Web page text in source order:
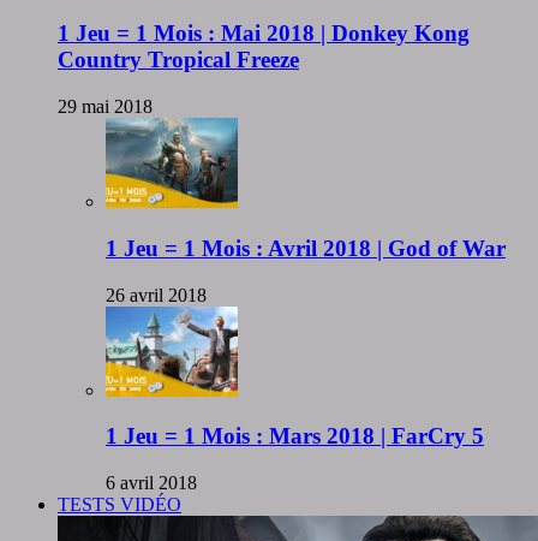
1 Jeu = 1 Mois : Mai 2018 | Donkey Kong
Country Tropical Freeze
29 mai 2018
1 Jeu = 1 Mois : Avril 2018 | God of War
26 avril 2018
1 Jeu = 1 Mois : Mars 2018 | FarCry 5
6 avril 2018
TESTS VIDÉO